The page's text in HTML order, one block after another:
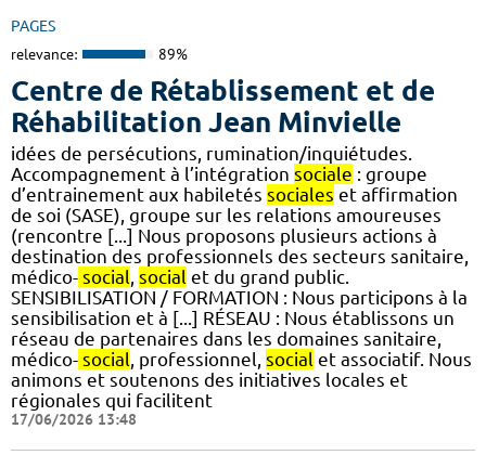
PAGES
relevance: 89%
Centre de Rétablissement et de
Réhabilitation Jean Minvielle
idées de persécutions, rumination/inquiétudes.
Accompagnement à l’intégration sociale : groupe
d’entrainement aux habiletés sociales et affirmation
de soi (SASE), groupe sur les relations amoureuses
(rencontre [...] Nous proposons plusieurs actions à
destination des professionnels des secteurs sanitaire,
médico- social social et du grand public.
SENSIBILISATION / FORMATION : Nous participons à la
sensibilisation et à [...] RÉSEAU : Nous établissons un
réseau de partenaires dans les domaines sanitaire,
médico- social , professionnel, social et associatif. Nous
animons et soutenons des initiatives locales et
régionales qui facilitent
17/06/2026 13:48